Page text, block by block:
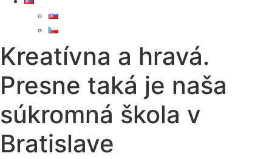
Kreatívna a hravá.
Presne taká je naša
súkromná škola v
Bratislave